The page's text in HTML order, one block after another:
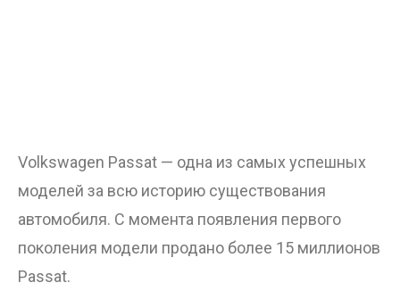
Volkswagen Passat — одна из самых успешных
моделей за всю историю существования
автомобиля. С момента появления первого
поколения модели продано более 15 миллионов
Passat.